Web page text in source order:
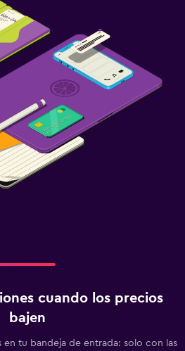
cuando los precios
bajen
tu bandeja de entrada: solo con las